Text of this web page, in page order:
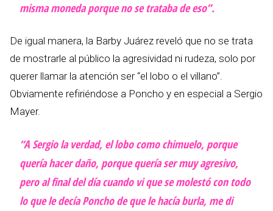
misma moneda porque no se trataba de eso”.
De igual manera, la Barby Juárez reveló que no se trata
de mostrarle al público la agresividad ni rudeza, solo por
querer llamar la atención ser “el lobo o el villano”.
Obviamente refiriéndose a Poncho y en especial a Sergio
Mayer.
“A Sergio la verdad, el lobo como chimuelo, porque
quería hacer daño, porque quería ser muy agresivo,
pero al final del día cuando vi que se molestó con todo
lo que le decía Poncho de que le hacía burla, me di